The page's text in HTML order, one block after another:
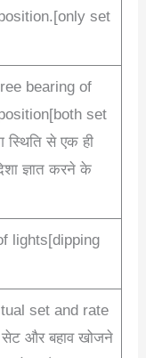
set
bearing of
set
से एक ही
ज्ञात करने के
lights[dipping
set and rate
और बहाव खोजने